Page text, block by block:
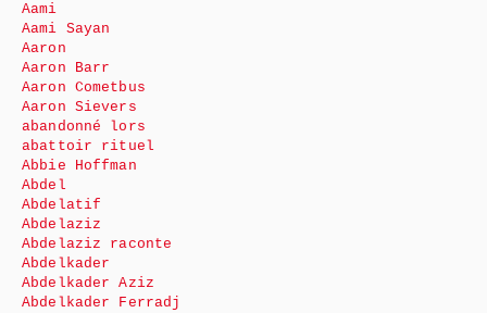
Aami
Aami Sayan
Aaron
Aaron Barr
Aaron Cometbus
Aaron Sievers
abandonné lors
abattoir rituel
Abbie Hoffman
Abdel
Abdelatif
Abdelaziz
Abdelaziz raconte
Abdelkader
Abdelkader Aziz
Abdelkader Ferradj